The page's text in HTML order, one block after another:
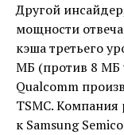
Другой
мощности
кэша третьего
МБ (против 8 МБ
Qualcomm
TSMC. Компания
к Samsung